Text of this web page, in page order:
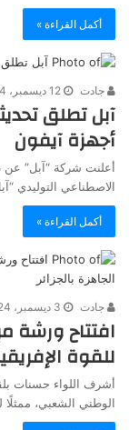
أكمل القراءة »
جادت 12 ديسمبر، 2024
آبل تطلق
أجهزة آيفون
أعلنت شركة “آبل” عن
الاصطناعي التوليدي
أكمل القراءة »
جادت 3 ديسمبر، 2024
افتتاح ورشة
للقوة
أشرف اللواء حسنات
الوطني الشعبي،